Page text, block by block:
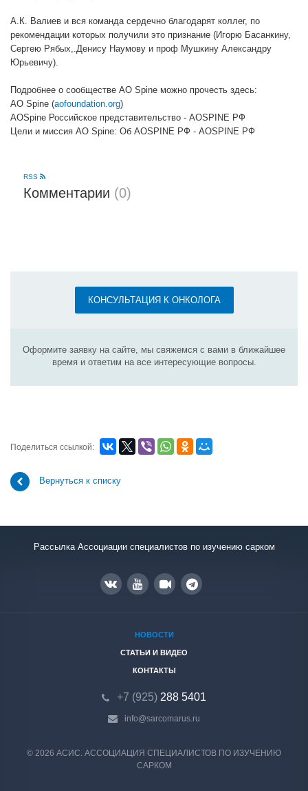
А.К. Валиев и вся команда сердечно благодарят коллег, по
рекомендации которых получили это признание (Игорю Басанкину,
Сергею Рябых,.Денису Наумову и проф Мушкину Александру
Юрьевичу).
Подробнее о сообществе AO Spine можно прочесть здесь:
AO Spine (aofoundation.org)
AOSpine Российское представительство - AOSPINE РФ
Цели и миссия AO Spine: Об AOSPINE РФ - AOSPINE РФ
RSS
Комментарии (0)
Комментарий
КОНСУЛЬТАЦИЯ К ОНКОЛОГА
Оформите заявку на сайте, мы свяжемся с вами в ближайшее
время и ответим на все интересующие вопросы.
Поделиться ссылкой:
Вернуться к списку
Рассылка Ассоциации специалистов по изучению сарком
© 2026 АСИС. АССОЦИАЦИЯ СПЕЦИАЛИСТОВ ПО ИЗУЧЕНИЮ
САРКОМ
НОВОСТИ
СТАТЬИ И ВИДЕО
КОНТАКТЫ
+7 (925)288 5401
info@sarcomarus.ru